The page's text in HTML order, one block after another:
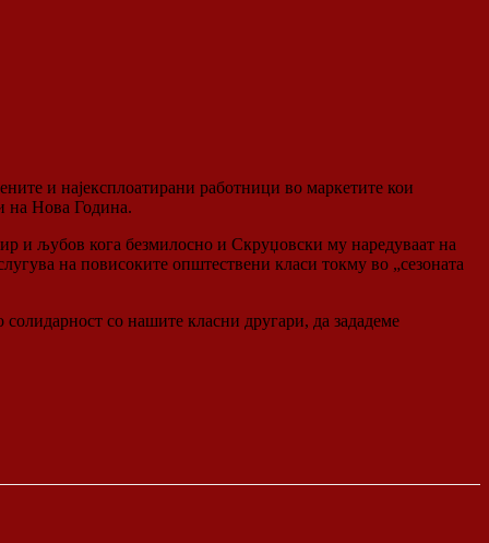
и најексплоатирани работници во маркетите кои
на Нова Година.
и љубов кога безмилосно и Скруџовски му наредуваат на
на повисоките општествени класи токму во „сезоната
со нашите класни другари, да зададеме